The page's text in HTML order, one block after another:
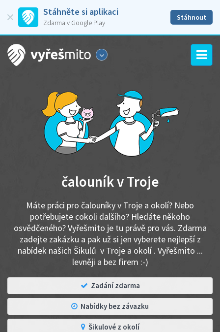
Stáhněte si aplikaci
Zdarma v Google Play
Stáhnout
čalouník v Troje
Máte práci pro čalouníky v Troje a okolí? Nebo
potřebujete cokoli dalšího? Hledáte někoho
osvědčeného? Vyřešmito je tu právě pro vás. Zdarma
zadejte zakázku a pak už si jen vyberete nejlepší z
nabídek našich Šikulů v Troje a okolí . Vyřešmito ...
levněji a bez firem :-)
Zadání zdarma
Nabídky bez závazku
Šikulové z okolí